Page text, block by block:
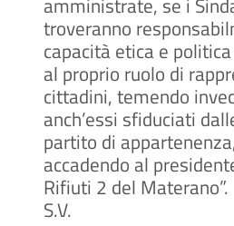
troveranno
capacità etica e
al proprio ruolo di
cittadini, temendo
anch’essi sfiduciati
partito di
accadendo al
Rifiuti 2 del Materano”.
S.V.